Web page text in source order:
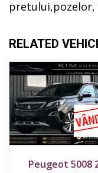
RELATED
203800
Peugeot 508